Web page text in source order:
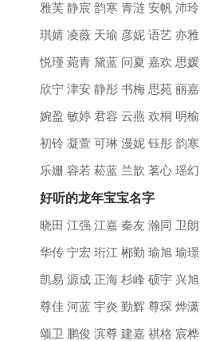
雅芙 静宸 韵寒 青涟 安帆 沛玲
琪婧 凌薇 天瑜 彦妮 语艺 亦雅
悦瑾 菀青 黛蓝 问夏 嘉欢 思媛
欣宁 津安 静彤 书梅 思苑 丽嘉
婉盈 敏婷 君容 云燕 欢桐 明榆
初铃 凝萱 可琳 漫妮 钰彤 韵寒
乐姗 容若 菘蓝 兰歆 茗心 瑶幻
好听的龙年宝宝名字
晓田 江强 江嘉 秦友 瀚同 卫朗
华传 宁宏 珩江 郴勤 瑜旭 瑜璟
凯易 源成 正海 杉峰 硕宇 兴旭
尊佳 河蓝 宇炎 勤辉 尊琛 烨潇
颂卫 鹏俊 滨尊 建嘉 祺格 宸桦